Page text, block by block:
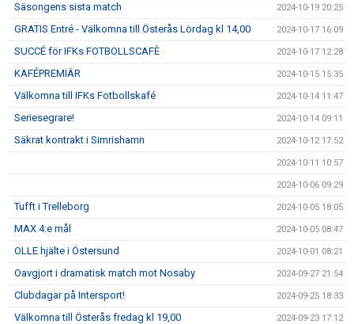
Säsongens sista match 2024-10-19 20:25
GRATIS Entré - Välkomna till Österås Lördag kl 14,00 2024-10-17 16:09
SUCCÉ för IFKs FOTBOLLSCAFÈ 2024-10-17 12:28
KAFÉPREMIÄR 2024-10-15 15:35
Välkomna till IFKs Fotbollskafé 2024-10-14 11:47
Seriesegrare! 2024-10-14 09:11
Säkrat kontrakt i Simrishamn 2024-10-12 17:52
2024-10-11 10:57
2024-10-06 09:29
Tufft i Trelleborg 2024-10-05 18:05
MAX 4:e mål 2024-10-05 08:47
OLLE hjälte i Östersund 2024-10-01 08:21
Oavgjort i dramatisk match mot Nosaby 2024-09-27 21:54
Clubdagar på Intersport! 2024-09-25 18:33
Välkomna till Österås fredag kl 19,00 2024-09-23 17:12